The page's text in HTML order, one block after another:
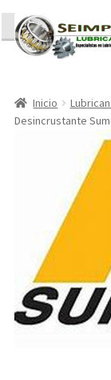
Ir
a
Ir
al
contenido
Sobre nosotros
Brochures
Contacto/
Refacciones
Literatura
Memorándum
Inicio
Desincrustante